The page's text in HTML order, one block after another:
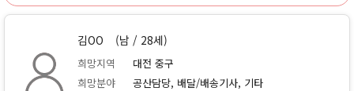
김OO (남 / 28세)
희망지역
대전 중구
희망분야
공산담당, 배달/배송기사, 기타